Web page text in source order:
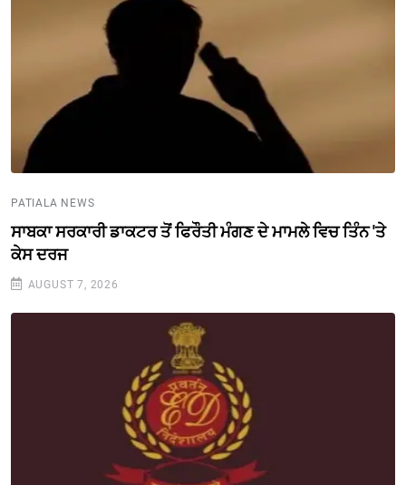
PATIALA NEWS
ਸਾਬਕਾ ਸਰਕਾਰੀ ਡਾਕਟਰ ਤੋਂ ਫਿਰੌਤੀ ਮੰਗਣ ਦੇ ਮਾਮਲੇ ਵਿਚ ਤਿੰਨ 'ਤੇ
ਕੇਸ ਦਰਜ
AUGUST 7, 2026